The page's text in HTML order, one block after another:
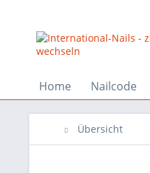
Home Nailcode
Übersicht